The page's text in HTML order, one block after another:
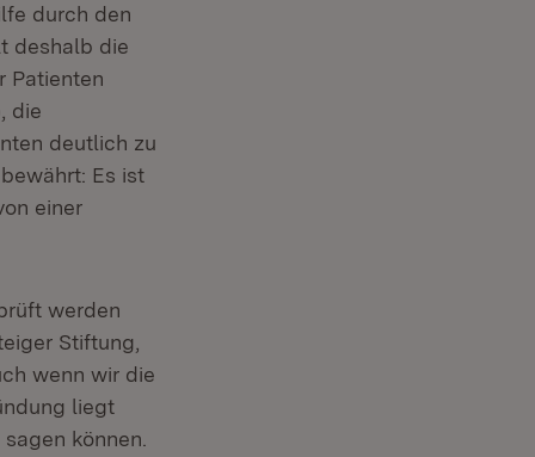
durch den
deshalb die
Patienten
die
deutlich zu
Es ist
einer
werden
Stiftung,
wenn wir die
liegt
können.